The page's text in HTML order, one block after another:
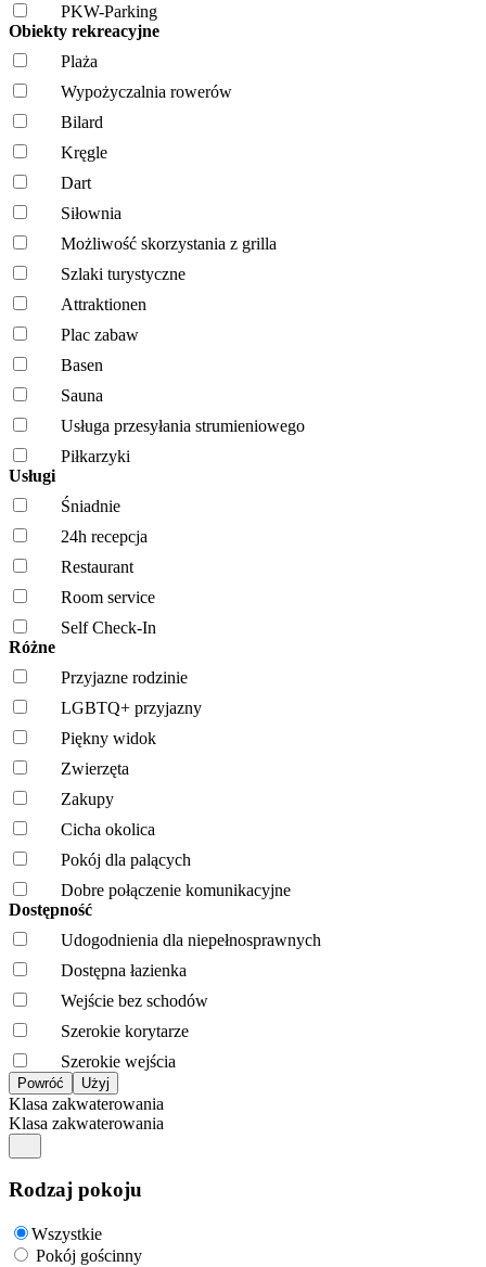
PKW-Parking
Obiekty rekreacyjne
Plaża
Wypożyczalnia rowerów
Bilard
Kręgle
Dart
Siłownia
Możliwość skorzystania z grilla
Szlaki turystyczne
Attraktionen
Plac zabaw
Basen
Sauna
Usługa przesyłania strumieniowego
Piłkarzyki
Usługi
Śniadnie
24h recepcja
Restaurant
Room service
Self Check-In
Różne
Przyjazne rodzinie
LGBTQ+ przyjazny
Piękny widok
Zwierzęta
Zakupy
Cicha okolica
Pokój dla palących
Dobre połączenie komunikacyjne
Dostępność
Udogodnienia dla niepełnosprawnych
Dostępna łazienka
Wejście bez schodów
Szerokie korytarze
Szerokie wejścia
Klasa zakwaterowania
Klasa zakwaterowania
Rodzaj pokoju
Wszystkie
Pokój gościnny